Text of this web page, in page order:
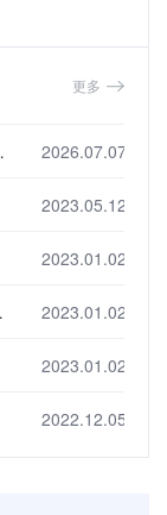
更多
钢国检 2026.07.07
2023.05.12
2023.01.02
哪些? 2023.01.02
2023.01.02
2022.12.05